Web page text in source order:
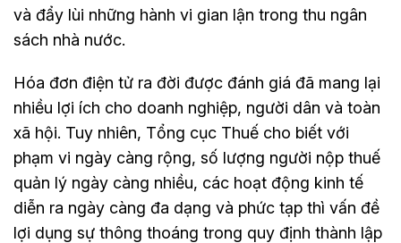
và đẩy lùi những hành vi gian lận trong thu ngân
sách nhà nước.
Hóa đơn điện tử ra đời được đánh giá đã mang lại
nhiều lợi ích cho doanh nghiệp, người dân và toàn
xã hội. Tuy nhiên, Tổng cục Thuế cho biết với
phạm vi ngày càng rộng, số lượng người nộp thuế
quản lý ngày càng nhiều, các hoạt động kinh tế
diễn ra ngày càng đa dạng và phức tạp thì vấn đề
lợi dụng sự thông thoáng trong quy định thành lập